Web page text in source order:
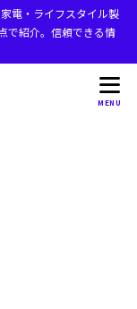
電・ライフスタイル製
で紹介。信頼できる情
MENU